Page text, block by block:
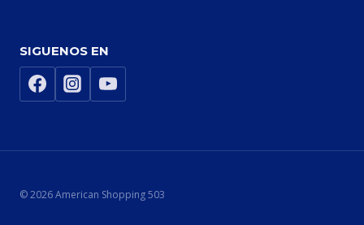
SIGUENOS EN
© 2026 American Shopping 503